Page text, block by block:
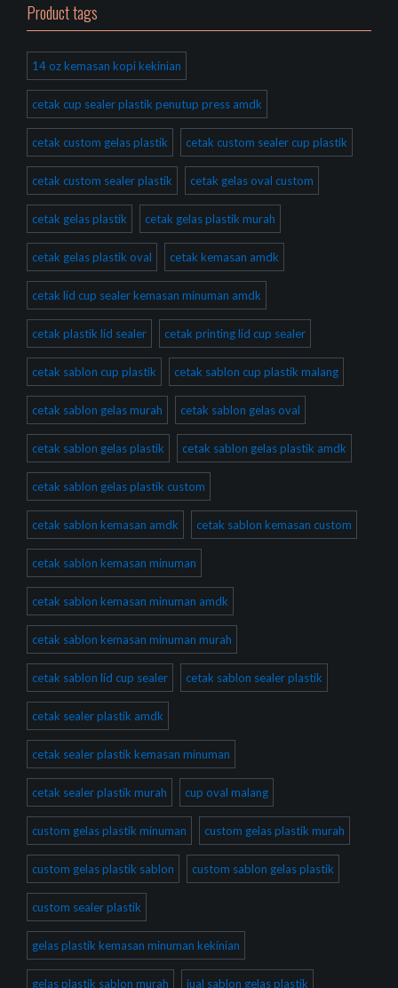
Product tags
14 oz kemasan kopi kekinian
cetak cup sealer plastik penutup press amdk
cetak custom gelas plastik cetak custom sealer cup plastik
cetak custom sealer plastik cetak gelas oval custom
cetak gelas plastik cetak gelas plastik murah
cetak gelas plastik oval cetak kemasan amdk
cetak lid cup sealer kemasan minuman amdk
cetak plastik lid sealer cetak printing lid cup sealer
cetak sablon cup plastik cetak sablon cup plastik malang
cetak sablon gelas murah cetak sablon gelas oval
cetak sablon gelas plastik cetak sablon gelas plastik amdk
cetak sablon gelas plastik custom
cetak sablon kemasan amdk cetak sablon kemasan custom
cetak sablon kemasan minuman
cetak sablon kemasan minuman amdk
cetak sablon kemasan minuman murah
cetak sablon lid cup sealer cetak sablon sealer plastik
cetak sealer plastik amdk
cetak sealer plastik kemasan minuman
cetak sealer plastik murah cup oval malang
custom gelas plastik minuman custom gelas plastik murah
custom gelas plastik sablon custom sablon gelas plastik
custom sealer plastik
gelas plastik kemasan minuman kekinian
gelas plastik sablon murah jual sablon gelas plastik